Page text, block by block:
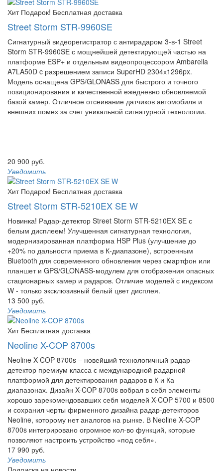
Хит Подарок! Бесплатная доставка
Street Storm STR-9960SE
Сигнатурный видеорегистратор с антирадаром 3-в-1 Street
Storm STR-9960SE с мощнейшей детектирующей частью на
платформе ESP+ и отдельным видеопроцессором Ambarella
A7LA50D c разрешением записи SuperHD 2304х1296px.
Модель оснащена GPS/GLONASS для быстрого и точного
позиционирования и качественной ежедневно обновляемой
базой камер. Отличное отсеивание датчиков автомобиля и
внешних помех за счет уникальной сигнатурной технологии.
20 900 руб.
Уведомить
Хит Подарок! Бесплатная доставка
Street Storm STR-5210EX SE W
Новинка! Радар-детектор Street Storm STR-5210EX SE с
белым дисплеем! Улучшенная сигнатурная технология,
модернизированная платформа HSP Plus (улучшение до
+20% по дальности приема в К-диапазоне), встроенным
Bluetooth для современного обновления через смартфон или
планшет и GPS/GLONASS-модулем для отображения опасных
стационарных камер и радаров. Отличие моделей с индексом
W - только эксклюзивный белый цвет дисплея.
13 500 руб.
Уведомить
Хит Бесплатная доставка
Neoline X-COP 8700s
Neoline X-COP 8700s – новейший технологичный радар-
детектор премиум класса с международной радарной
платформой для детектирования радаров в К и Ка
диапазонах. Дизайн X-COP 8700s вобрал в себя элементы
хорошо зарекомендовавших себя моделей X-COP 5700 и 8500
и сохранил черты фирменного дизайна радар-детекторов
Neoline, которому нет аналогов на рынке. В Neoline X-COP
8700s интегрировано огромное кол-во функций, которые
позволяют настроить устройство «под себя».
17 990 руб.
Уведомить